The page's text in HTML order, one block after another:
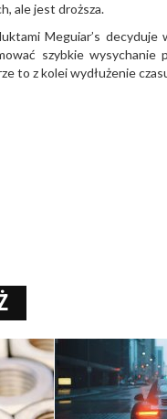
ale jest droższa.
Meguiar’s
szybkie
to z kolei wydłużenie